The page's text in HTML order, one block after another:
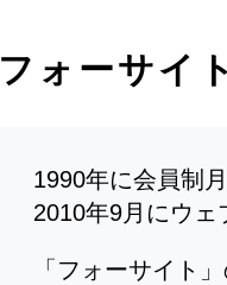
フォーサイ
1990年に会員制
2010年9月にウェ
「フォーサイト